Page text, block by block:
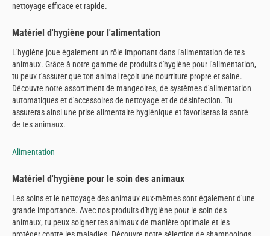
nettoyage efficace et rapide.
Matériel d'hygiène pour l'alimentation
L'hygiène joue également un rôle important dans l'alimentation de tes
animaux. Grâce à notre gamme de produits d'hygiène pour l'alimentation,
tu peux t'assurer que ton animal reçoit une nourriture propre et saine.
Découvre notre assortiment de mangeoires, de systèmes d'alimentation
automatiques et d'accessoires de nettoyage et de désinfection. Tu
assureras ainsi une prise alimentaire hygiénique et favoriseras la santé
de tes animaux.
Alimentation
Matériel d'hygiène pour le soin des animaux
Les soins et le nettoyage des animaux eux-mêmes sont également d'une
grande importance. Avec nos produits d'hygiène pour le soin des
animaux, tu peux soigner tes animaux de manière optimale et les